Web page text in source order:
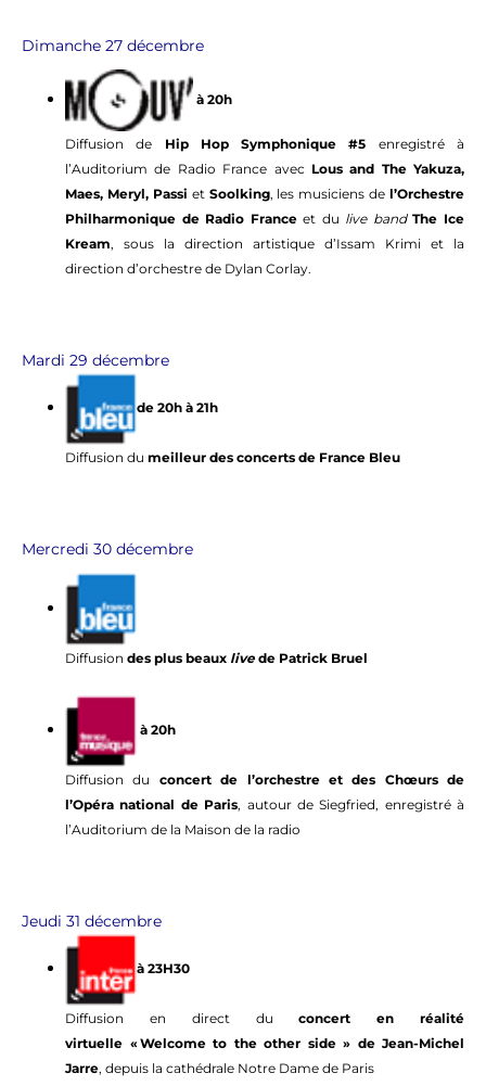
Dimanche 27 décembre
à 20h
Diffusion de Hip Hop Symphonique #5 enregistré à
l’Auditorium de Radio France avec Lous and The Yakuza,
Maes, Meryl, Passi et Soolking, les musiciens de l’Orchestre
Philharmonique de Radio Franceet du live band The Ice
Kream, sous la direction artistique d’Issam Krimi et la
direction d’orchestre de Dylan Corlay.
Mardi 29 décembre
de 20h à 21h
Diffusion du meilleur des concerts de France Bleu
Mercredi 30 décembre
Diffusion des plus beaux live de Patrick Bruel
à 20h
Diffusion du concert de l’orchestre et des Chœurs de
l’Opéra national de Paris, autour de Siegfried, enregistré à
l’Auditorium de la Maison de la radio
Jeudi 31 décembre
à 23H30
Diffusion en direct duconcert en réalité
virtuelle « Welcome to the other side » de Jean-Michel
Jarre, depuis la cathédrale Notre Dame de Paris